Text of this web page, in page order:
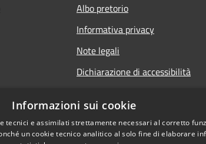
Albo pretorio
Informativa privacy
Note legali
Dichiarazione di accessibilità
Informazioni sui cookie
tecnici e assimilati strettamente necessari al corretto
un cookie tecnico analitico al solo fine di elaborare